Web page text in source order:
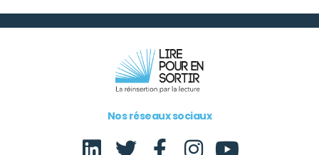
Nos réseaux sociaux